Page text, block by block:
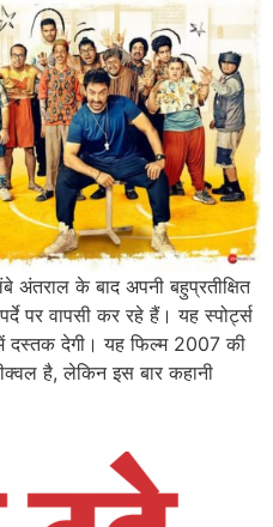
के बाद अपनी बहुप्रतीक्षित
पर वापसी कर रहे हैं। यह स्पोर्ट्स
दस्तक देगी। यह फिल्म 2007 की
है, लेकिन इस बार कहानी